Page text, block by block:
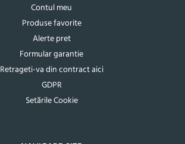
Contul meu
Produse favorite
Alerte pret
Formular garantie
Retrageti-va din contract aici
GDPR
Setările Cookie